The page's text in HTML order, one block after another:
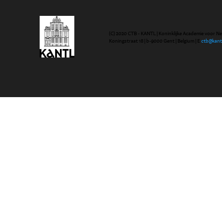
(C) 2020 CTB - KANTL | Koninklijke Academie voor
Koningstraat 18 | b-9000 Gent | Belgium | E